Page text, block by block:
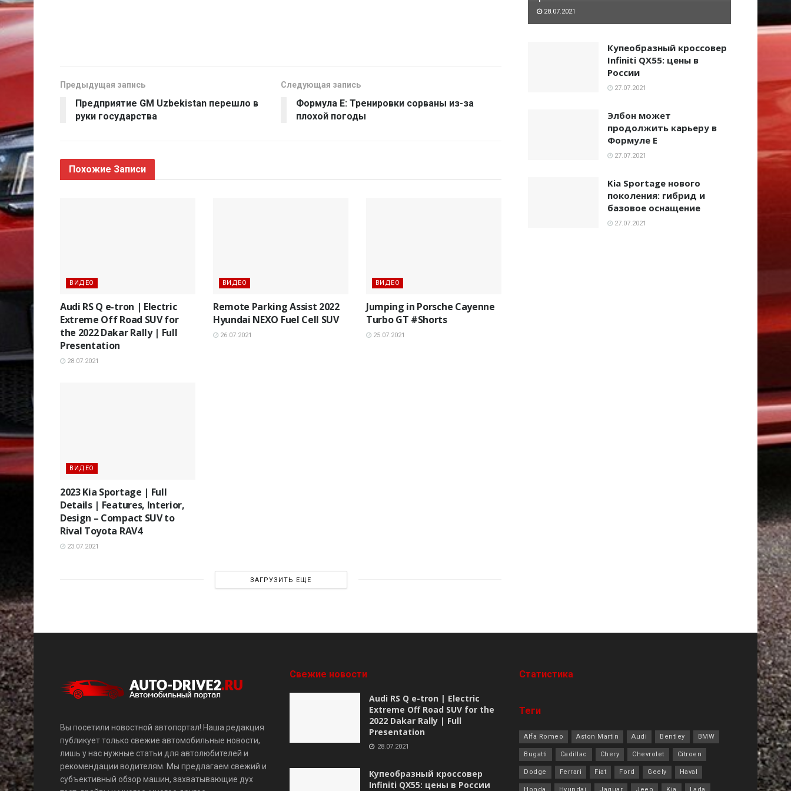
Предыдущая запись
Предприятие GM Uzbekistan перешло в
руки государства
Следующая запись
Формула Е: Тренировки сорваны из-за
плохой погоды
Похожие Записи
ВИДЕО
Audi RS Q e-tron | Electric
Extreme Off Road SUV for
the 2022 Dakar Rally | Full
Presentation
28.07.2021
ВИДЕО
Remote Parking Assist 2022
Hyundai NEXO Fuel Cell SUV
26.07.2021
ВИДЕО
Jumping in Porsche Cayenne
Turbo GT #Shorts
25.07.2021
ВИДЕО
2023 Kia Sportage | Full
Details | Features, Interior,
Design – Compact SUV to
Rival Toyota RAV4
23.07.2021
ЗАГРУЗИТЬ ЕЩЕ
28.07.2021
Купеобразный кроссовер
Infiniti QX55: цены в
России
27.07.2021
Элбон может
продолжить карьеру в
Формуле Е
27.07.2021
Kia Sportage нового
поколения: гибрид и
базовое оснащение
27.07.2021
Вы посетили новостной автопортал! Наша редакция
публикует только свежие автомобильные новости,
лишь у нас нужные статьи для автолюбителей и
рекомендации водителям. Мы предлагаем свежий и
субъективный обзор машин, захватывающие дух
Свежие новости
Audi RS Q e-tron | Electric
Extreme Off Road SUV for the
2022 Dakar Rally | Full
Presentation
28.07.2021
Купеобразный кроссовер
Infiniti QX55: цены в России
Cтатистика
Теги
Alfa Romeo Aston Martin Audi Bentley BMW
Bugatti Cadillac Chery Chevrolet Citroen
Dodge Ferrari Fiat Ford Geely Haval
Honda Hyundai Jaguar Jeep Kia Lada